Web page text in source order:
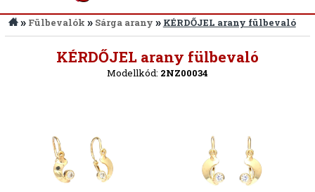
» Fülbevalók » Sárga arany » KÉRDŐJEL arany fülbevaló
KÉRDŐJEL arany fülbevaló
Modellkód: 2NZ00034